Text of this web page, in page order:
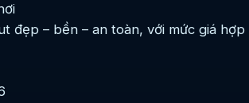
đẹp – bền – an toàn, với mức giá